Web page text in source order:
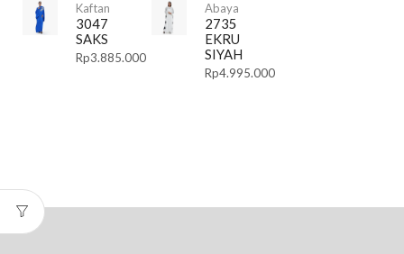
Kaftan
3047
SAKS
Rp3.885.000
Abaya
2735
EKRU
SIYAH
Rp4.995.000